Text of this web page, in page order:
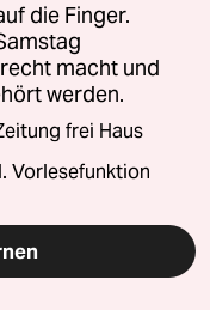
die Finger.
macht und
werden.
frei Haus
Vorlesefunktion